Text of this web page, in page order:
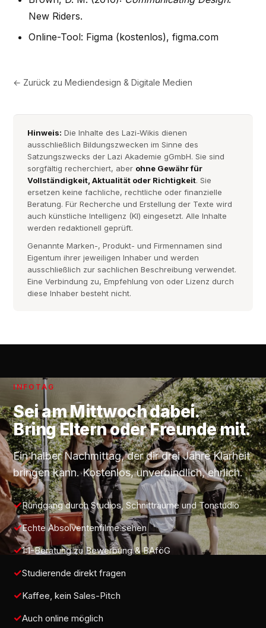
New Riders.
Online-Tool: Figma (kostenlos), figma.com
← Zurück zuMediendesign & Digitale Medien
Hinweis: Die Inhalte des Lazi-Wikis dienen
ausschließlich Bildungszwecken im Sinne des
Satzungszwecks der Lazi Akademie gGmbH. Sie sind
sorgfältig recherchiert, aber ohne Gewähr für
Vollständigkeit, Aktualität oder Richtigkeit. Sie
ersetzen keine fachliche, rechtliche oder finanzielle
Beratung. Für Recherche und Erstellung der Texte wird
auch künstliche Intelligenz (KI) eingesetzt. Alle Inhalte
werden redaktionell geprüft.
Genannte Marken-, Produkt- und Firmennamen sind
Eigentum ihrer jeweiligen Inhaber und werden
ausschließlich zur sachlichen Beschreibung verwendet.
Eine Verbindung zu, Empfehlung von oder Lizenz durch
diese Inhaber besteht nicht.
INFOTAG
Sei amMittwochdabei.
Bring Eltern oder Freunde mit.
Ein halber Nachmittag, der dir drei Jahre Klarheit
bringen kann. Kostenlos, unverbindlich, ehrlich.
Rundgang durch Studios, Schnitträume und Tonstudio
Echte Absolventenfilme sehen
1:1-Beratung zu Bewerbung & BAföG
Studierende direkt fragen
Kaffee, kein Sales-Pitch
Auch online möglich